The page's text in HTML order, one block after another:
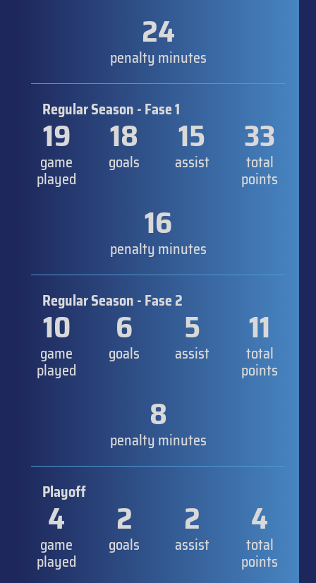
24
penalty minutes
Regular Season - Fase 1
19
game
played
18
goals
15
assist
33
total
points
16
penalty minutes
Regular Season - Fase 2
10
game
played
6
goals
5
assist
11
total
points
8
penalty minutes
Playoff
4
game
played
2
goals
2
assist
4
total
points